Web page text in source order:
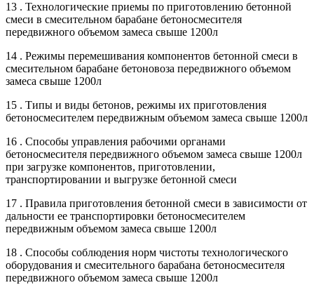
13 . Технологические приемы по приготовлению бетонной
смеси в смесительном барабане бетоносмесителя
передвижного объемом замеса свыше 1200л
14 . Режимы перемешивания компонентов бетонной смеси в
смесительном барабане бетоновоза передвижного объемом
замеса свыше 1200л
15 . Типы и виды бетонов, режимы их приготовления
бетоносмесителем передвижным объемом замеса свыше 1200л
16 . Способы управления рабочими органами
бетоносмесителя передвижного объемом замеса свыше 1200л
при загрузке компонентов, приготовлении,
транспортировании и выгрузке бетонной смеси
17 . Правила приготовления бетонной смеси в зависимости от
дальности ее транспортировки бетоносмесителем
передвижным объемом замеса свыше 1200л
18 . Способы соблюдения норм чистоты технологического
оборудования и смесительного барабана бетоносмесителя
передвижного объемом замеса свыше 1200л